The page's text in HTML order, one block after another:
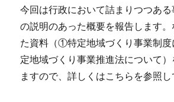
今回は行政において詰まりつつあ
の説明のあった概要を報告します
た資料（①特定地域づくり事業制
定地域づくり事業推進法について）
ますので、詳しくはこちらを参照し